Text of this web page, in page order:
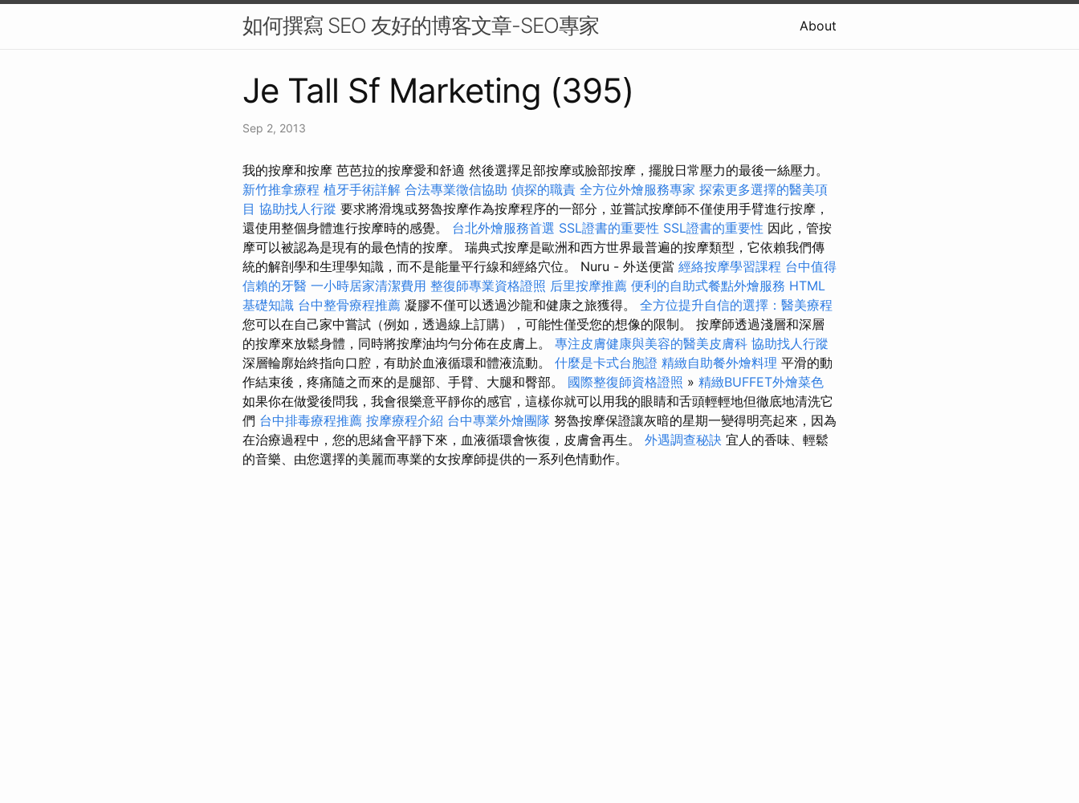
如何撰寫 SEO 友好的博客文章-SEO專家 About
Je Tall Sf Marketing (395)
Sep 2, 2013
我的按摩和按摩 芭芭拉的按摩愛和舒適 然後選擇足部按摩或臉部按摩，擺脫日常壓力的最後一絲壓力。
新竹推拿療程 植牙手術詳解 合法專業徵信協助 偵探的職責 全方位外燴服務專家 探索更多選擇的醫美項
目 協助找人行蹤 要求將滑塊或努魯按摩作為按摩程序的一部分，並嘗試按摩師不僅使用手臂進行按摩，
還使用整個身體進行按摩時的感覺。 台北外燴服務首選 SSL證書的重要性 SSL證書的重要性 因此，管按
摩可以被認為是現有的最色情的按摩。 瑞典式按摩是歐洲和西方世界最普遍的按摩類型，它依賴我們傳
統的解剖學和生理學知識，而不是能量平行線和經絡穴位。 Nuru - 外送便當 經絡按摩學習課程 台中值得
信賴的牙醫 一小時居家清潔費用 整復師專業資格證照 后里按摩推薦 便利的自助式餐點外燴服務 HTML
基礎知識 台中整骨療程推薦 凝膠不僅可以透過沙龍和健康之旅獲得。 全方位提升自信的選擇：醫美療程
您可以在自己家中嘗試（例如，透過線上訂購），可能性僅受您的想像的限制。 按摩師透過淺層和深層
的按摩來放鬆身體，同時將按摩油均勻分佈在皮膚上。 專注皮膚健康與美容的醫美皮膚科 協助找人行蹤
深層輪廓始終指向口腔，有助於血液循環和體液流動。 什麼是卡式台胞證 精緻自助餐外燴料理 平滑的動
作結束後，疼痛隨之而來的是腿部、手臂、大腿和臀部。 國際整復師資格證照 » 精緻BUFFET外燴菜色
如果你在做愛後問我，我會很樂意平靜你的感官，這樣你就可以用我的眼睛和舌頭輕輕地但徹底地清洗它
們 台中排毒療程推薦 按摩療程介紹 台中專業外燴團隊 努魯按摩保證讓灰暗的星期一變得明亮起來，因為
在治療過程中，您的思緒會平靜下來，血液循環會恢復，皮膚會再生。 外遇調查秘訣 宜人的香味、輕鬆
的音樂、由您選擇的美麗而專業的女按摩師提供的一系列色情動作。